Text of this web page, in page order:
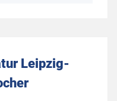
Leipzig-